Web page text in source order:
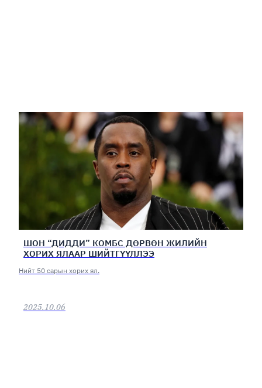
ШОН “ДИДДИ” КОМБС ДӨРВӨН ЖИЛИЙН
ХОРИХ ЯЛААР ШИЙТГҮҮЛЛЭЭ
Нийт 50 сарын хорих ял.
2025.10.06